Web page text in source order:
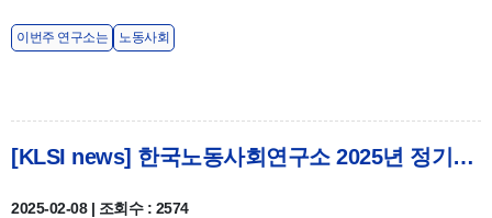
이번주 연구소는 노동사회
[KLSI news] 한국노동사회연구소 2025년 정기총회 개최
2025-02-08 | 조회수 : 2574